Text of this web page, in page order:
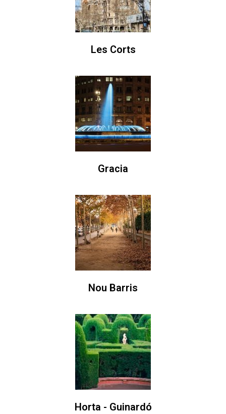
Les Corts
Gracia
Nou Barris
Horta - Guinardó